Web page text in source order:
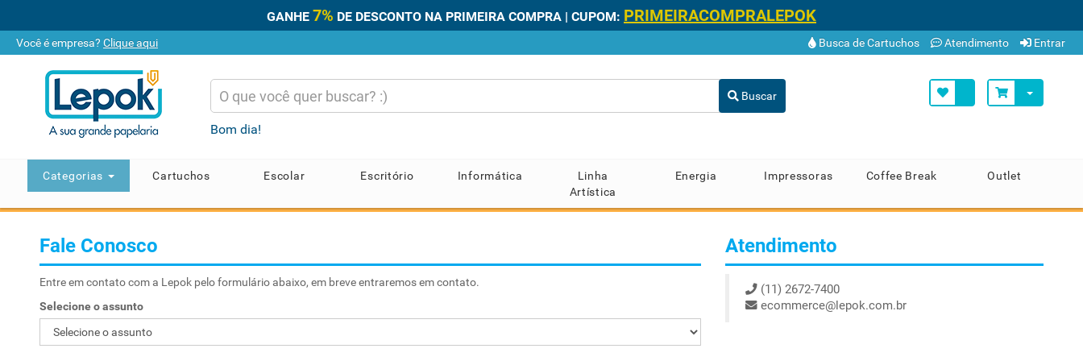
GANHE 7% DE DESCONTO NA PRIMEIRA COMPRA | CUPOM: PRIMEIRACOMPRALEPOK
Você é empresa? Clique aqui Busca de Cartuchos Atendimento Entrar
Buscar
Bom dia!
Categorias Cartuchos Escolar Escritório Informática
Linha
Artística
Energia Impressoras Coffee Break Outlet
Fale Conosco
Entre em contato com a Lepok pelo formulário abaixo, em breve entraremos em contato.
Selecione o assunto
Atendimento
(11) 2672-7400
ecommerce@lepok.com.br